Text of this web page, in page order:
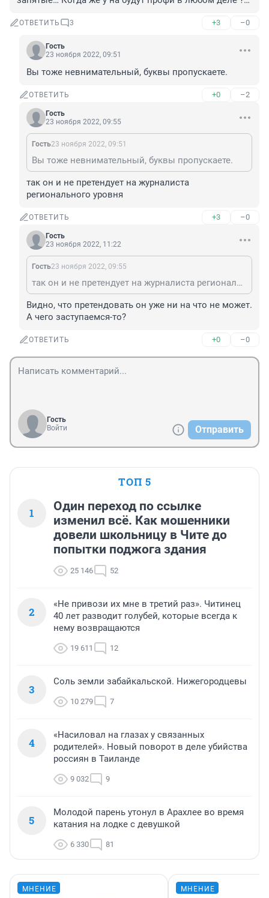
ОТВЕТИТЬ 3 +3 –0
Гость
23 ноября 2022, 09:51
Вы тоже невнимательный, буквы пропускаете.
ОТВЕТИТЬ +0 –2
Гость
23 ноября 2022, 09:55
Гость23 ноября 2022, 09:51
Вы тоже невнимательный, буквы пропускаете.
так он и не претендует на журналиста
регионального уровня
ОТВЕТИТЬ +3 –0
Гость
23 ноября 2022, 11:22
Гость23 ноября 2022, 09:55
так он и не претендует на журналиста регионального уровня
Видно, что претендовать он уже ни на что не может.
А чего заступаемся-то?
ОТВЕТИТЬ +0 –0
Гость
Войти
Отправить
ТОП 5
1
Один переход по ссылке
изменил всё. Как мошенники
довели школьницу в Чите до
попытки поджога здания
25 146 52
2
«Не привози их мне в третий раз». Читинец
40 лет разводит голубей, которые всегда к
нему возвращаются
19 611 12
3
Соль земли забайкальской. Нижегородцевы
10 279 7
4
«Насиловал на глазах у связанных
родителей». Новый поворот в деле убийства
россиян в Таиланде
9 032 9
5
Молодой парень утонул в Арахлее во время
катания на лодке с девушкой
6 330 81
МНЕНИЕ МНЕНИЕ